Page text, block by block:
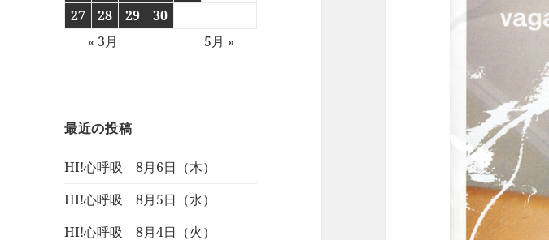
27
28 29
30
« 3月
5月 »
最近の投稿
HI!心呼吸 8月6日（木）
HI!心呼吸 8月5日（水）
HI!心呼吸 8月4日（火）